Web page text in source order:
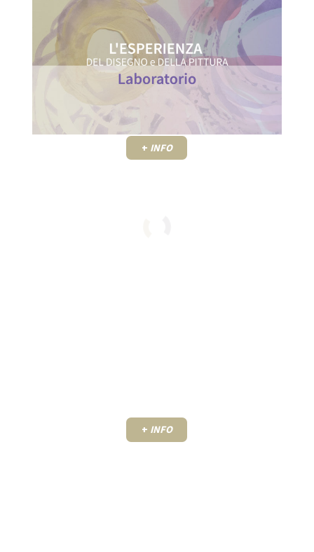
+ INFO
+ INFO